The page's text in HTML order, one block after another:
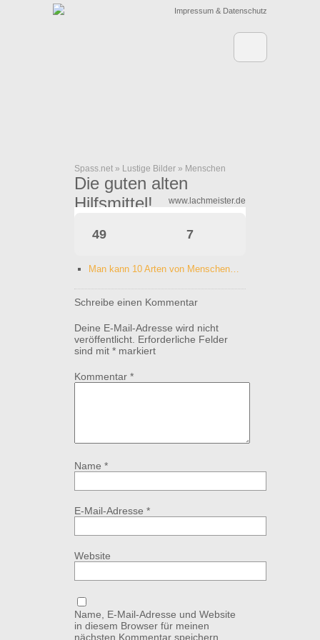
Impressum & Datenschutz
Spass.net » Lustige Bilder » Menschen
Die guten alten
Hilfsmittel!
www.lachmeister.de
49 7
Man kann 10 Arten von Menschen…
Schreibe einen Kommentar
Deine E-Mail-Adresse wird nicht
veröffentlicht. Erforderliche Felder
sind mit * markiert
Kommentar *
Name *
E-Mail-Adresse *
Website
Name, E-Mail-Adresse und Website
in diesem Browser für meinen
nächsten Kommentar speichern.